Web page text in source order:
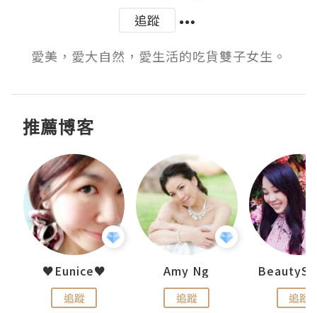
追蹤
愛美，愛大自然，愛生活的吃貨雙子女生。
推薦博客
♥Eunice♥
追蹤
Amy Ng
追蹤 追蹤